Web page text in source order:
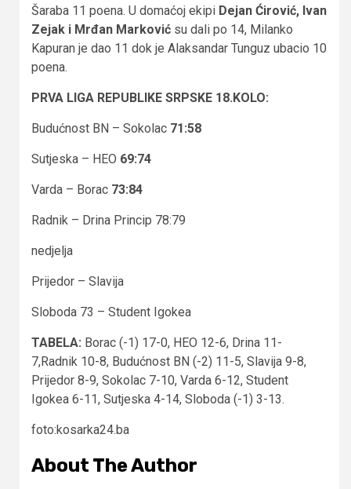
Šaraba 11 poena. U domaćoj ekipi Dejan Ćirović, Ivan
Zejak i Mrđan Marković su dali po 14, Milanko
Kapuran je dao 11 dok je Alaksandar Tunguz ubacio 10
poena.
PRVA LIGA REPUBLIKE SRPSKE 18.KOLO:
Budućnost BN – Sokolac 71:58
Sutjeska – HEO 69:74
Varda – Borac 73:84
Radnik – Drina Princip 78:79
nedjelja
Prijedor – Slavija
Sloboda 73 – Student Igokea
TABELA: Borac (-1) 17-0, HEO 12-6, Drina 11-
7,Radnik 10-8, Budućnost BN (-2) 11-5, Slavija 9-8,
Prijedor 8-9, Sokolac 7-10, Varda 6-12, Student
Igokea 6-11, Sutjeska 4-14, Sloboda (-1) 3-13.
foto:kosarka24.ba
About The Author